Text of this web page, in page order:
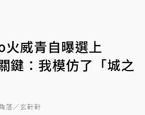
威青自曝選上
鍵：我模仿了「城之
落／玄軒軒